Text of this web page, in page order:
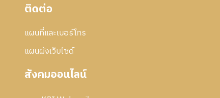
ติดต่อ
แผนที่และเบอร์โทร
แผนผังเว็บไซด์
สังคมออนไลน์